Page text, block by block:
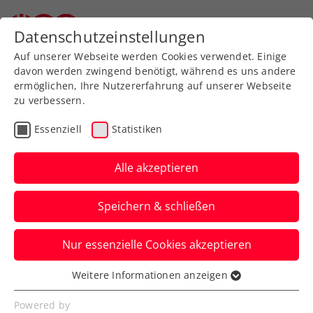
Zurück zur Newsübersicht
Kein French-Open-Start:
Erneute
Verletzungspause für
Gerald Melzer
Dem Bruder von ÖTV-Sportdirektor und -
Davis-Cup-Kapitän Jürgen Melzer blühen
mehrere Wochen Zwangspause.
Verfasst von: Manuel Wachta, 15.05.2022
Datenschutzeinstellungen
Auf unserer Webseite werden Cookies verwendet. Einige
davon werden zwingend benötigt, während es uns andere
ermöglichen, Ihre Nutzererfahrung auf unserer Webseite
zu verbessern.
Essenziell Statistiken
Alle akzeptieren
Speichern & schließen
Nur essenzielle Cookies akzeptieren
Essenziell
Essenzielle Cookies werden für grundlegende
Weitere Informationen anzeigen
Powered by